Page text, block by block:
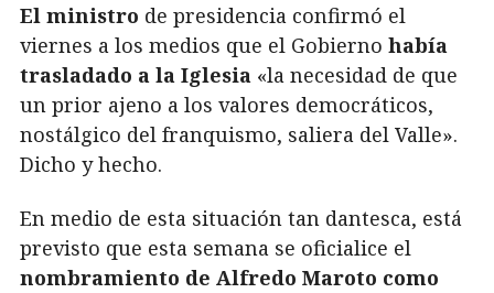
El ministro de presidencia confirmó el
viernes a los medios que el Gobierno había
trasladado a la Iglesia «la necesidad de que
un prior ajeno a los valores democráticos,
nostálgico del franquismo, saliera del Valle».
Dicho y hecho.
En medio de esta situación tan dantesca, está
previsto que esta semana se oficialice el
nombramiento de Alfredo Maroto como